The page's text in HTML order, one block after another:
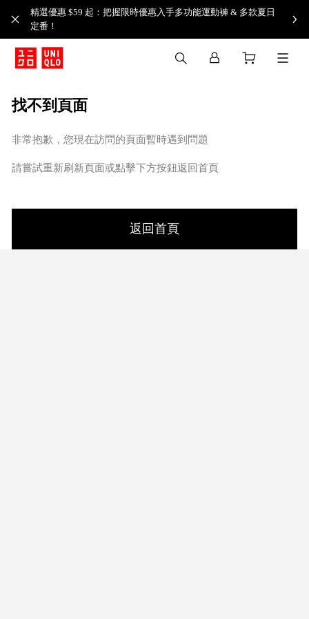
精選優惠 $59 起：把握限時優惠入手多功能運動褲 & 多款夏日
定番！​
找不到頁面
非常抱歉，您現在訪問的頁面暫時遇到問題
請嘗試重新刷新頁面或點擊下方按鈕返回首頁
返回首頁